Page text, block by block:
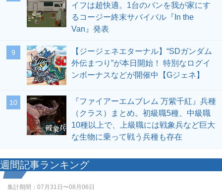
イフは超快適。1台のバンを我が家にす
るコージー終末サバイバル『In the
Van』発表
9
【ジージェネエターナル】“SDガンダム
外伝まつり”が本日開始！ 特別なログイ
ンボーナスなどが開催中【Gジェネ】
10
『ファイアーエムブレム 万紫千紅』兵種
（クラス）まとめ。初級職5種、中級職
10種以上で、上級職には戦象兵など巨大
な生物に乗って戦う兵種も存在
週間記事ランキング
集計期間： 07月31日〜08月06日